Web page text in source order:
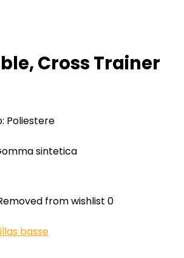
Cross Trainer
Poliestere
sintetica
from wishlist 0
basse